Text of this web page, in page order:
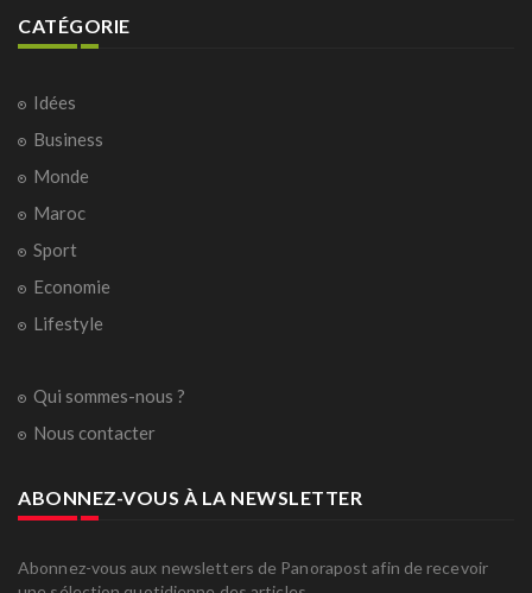
CATÉGORIE
Idées
Business
Monde
Maroc
Sport
Economie
Lifestyle
Qui sommes-nous ?
Nous contacter
ABONNEZ-VOUS À LA NEWSLETTER
Abonnez-vous aux newsletters de Panorapost afin de recevoir